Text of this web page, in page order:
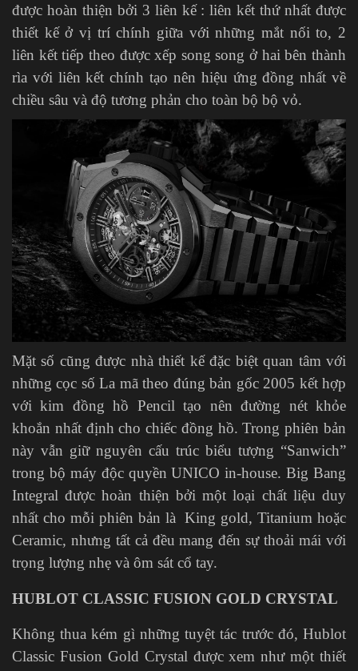
được hoàn thiện bởi 3 liên kế : liên kết thứ nhất được
thiết kế ở vị trí chính giữa với những mắt nối to, 2
liên kết tiếp theo được xếp song song ở hai bên thành
rìa với liên kết chính tạo nên hiệu ứng đồng nhất về
chiều sâu và độ tương phản cho toàn bộ bộ vỏ.
Mặt số cũng được nhà thiết kế đặc biệt quan tâm với
những cọc số La mã theo đúng bản gốc 2005 kết hợp
với kim đồng hồ Pencil tạo nên đường nét khỏe
khoắn nhất định cho chiếc đồng hồ. Trong phiên bản
này vẫn giữ nguyên cấu trúc biểu tượng “Sanwich”
trong bộ máy độc quyền UNICO in-house. Big Bang
Integral được hoàn thiện bởi một loại chất liệu duy
nhất cho mỗi phiên bản là King gold, Titanium hoặc
Ceramic, nhưng tất cả đều mang đến sự thoải mái với
trọng lượng nhẹ và ôm sát cổ tay.
HUBLOT CLASSIC FUSION GOLD CRYSTAL
Không thua kém gì những tuyệt tác trước đó, Hublot
Classic Fusion Gold Crystal được xem như một thiết